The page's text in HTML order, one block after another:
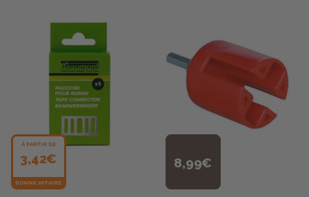
À PARTIR DE
3,42€
BONNE AFFAIRE
8,99€